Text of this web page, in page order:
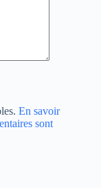
En savoir
sont